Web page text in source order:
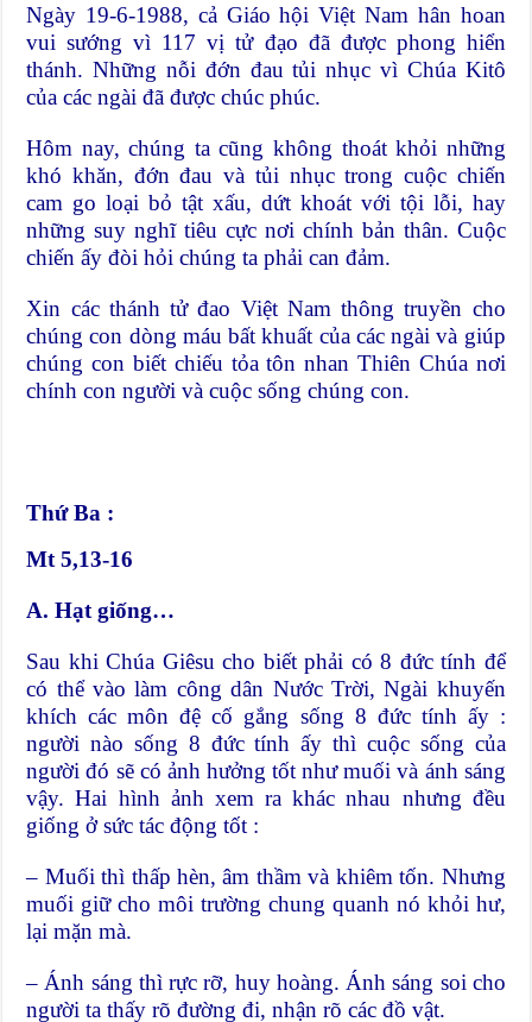
Ngày 19-6-1988, cả Giáo hội Việt Nam hân hoan
vui sướng vì 117 vị tử đạo đã được phong hiển
thánh. Những nỗi đớn đau tủi nhục vì Chúa Kitô
của các ngài đã được chúc phúc.
Hôm nay, chúng ta cũng không thoát khỏi những
khó khăn, đớn đau và tủi nhục trong cuộc chiến
cam go loại bỏ tật xấu, dứt khoát với tội lỗi, hay
những suy nghĩ tiêu cực nơi chính bản thân. Cuộc
chiến ấy đòi hỏi chúng ta phải can đảm.
Xin các thánh tử đao Việt Nam thông truyền cho
chúng con dòng máu bất khuất của các ngài và giúp
chúng con biết chiếu tỏa tôn nhan Thiên Chúa nơi
chính con người và cuộc sống chúng con.
Thứ Ba :
Mt 5,13-16
A. Hạt giống…
Sau khi Chúa Giêsu cho biết phải có 8 đức tính để
có thể vào làm công dân Nước Trời, Ngài khuyến
khích các môn đệ cố gắng sống 8 đức tính ấy :
người nào sống 8 đức tính ấy thì cuộc sống của
người đó sẽ có ảnh hưởng tốt như muối và ánh sáng
vậy. Hai hình ảnh xem ra khác nhau nhưng đều
giống ở sức tác động tốt :
– Muối thì thấp hèn, âm thầm và khiêm tốn. Nhưng
muối giữ cho môi trường chung quanh nó khỏi hư,
lại mặn mà.
– Ánh sáng thì rực rỡ, huy hoàng. Ánh sáng soi cho
người ta thấy rõ đường đi, nhận rõ các đồ vật.